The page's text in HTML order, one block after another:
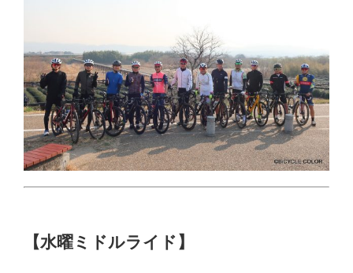
【水曜ミドルライド】